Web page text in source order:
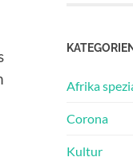
Afrika
Corona
Kultur